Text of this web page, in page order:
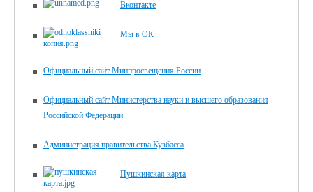
Вконтакте
Мы в ОК
Официальный сайт Минпросвещения России
Официальный сайт Министерства науки и высшего образования
Российской Федерации
Администрация правительства Кузбасса
Пушкинская карта